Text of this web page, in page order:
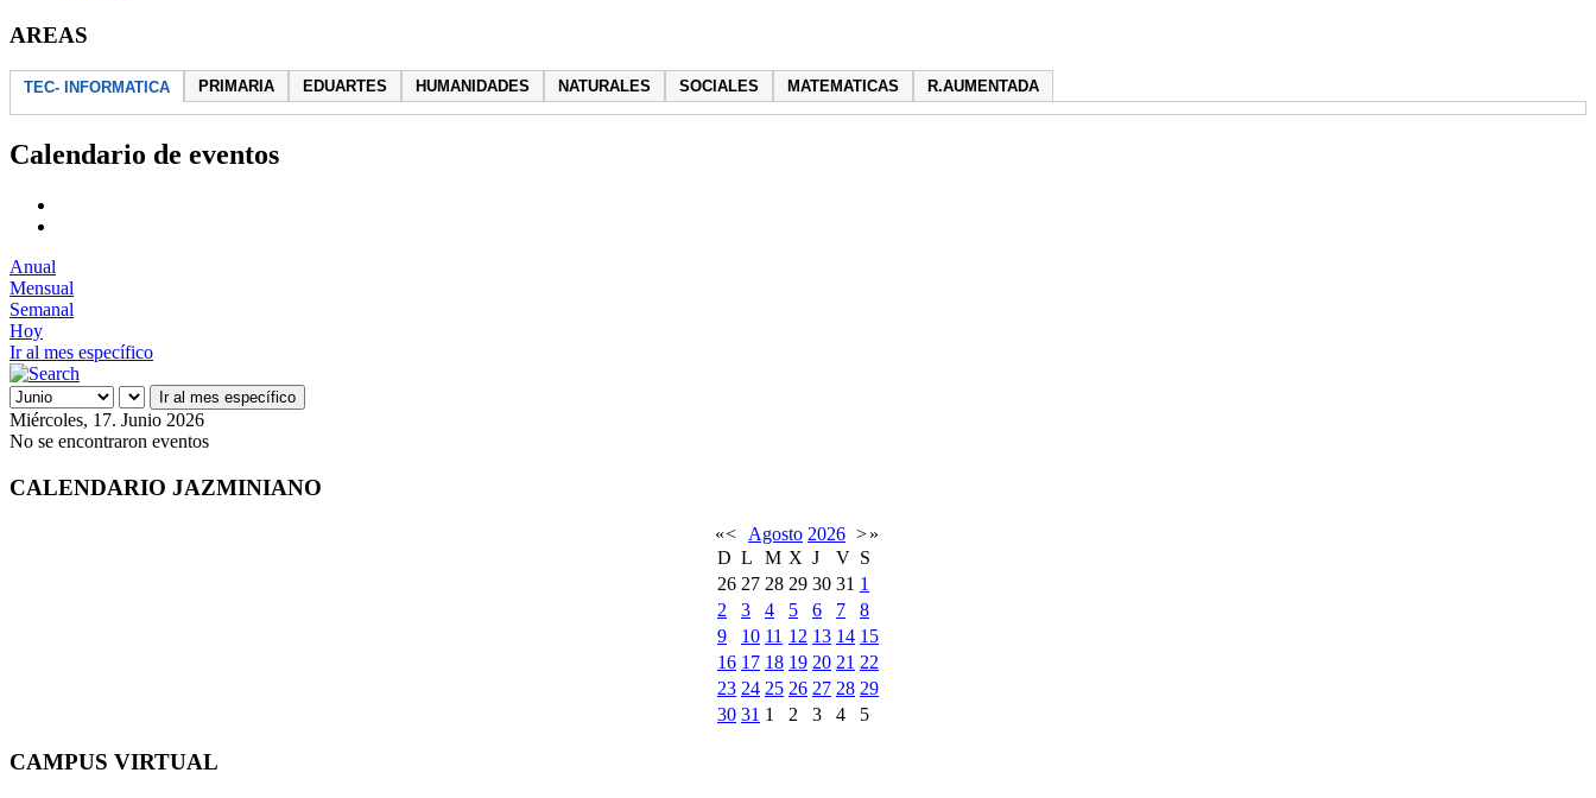
AREAS
TEC- INFORMATICA PRIMARIA EDUARTES HUMANIDADES NATURALES SOCIALES MATEMATICAS R.AUMENTADA
Calendario de eventos
Anual
Mensual
Semanal
Hoy
Ir al mes específico
Ir al mes específico
Miércoles, 17. Junio 2026
No se encontraron eventos
CALENDARIO JAZMINIANO
«< Agosto 2026 >»
D L M X J V S
26 27 28 29 30 31 1
2
3 4 5 6 7
8
9
10 11 12 13 14 15
16 17 18 19 20 21 22
23 24 25 26 27 28 29
30 31 1 2 3 4 5
CAMPUS VIRTUAL